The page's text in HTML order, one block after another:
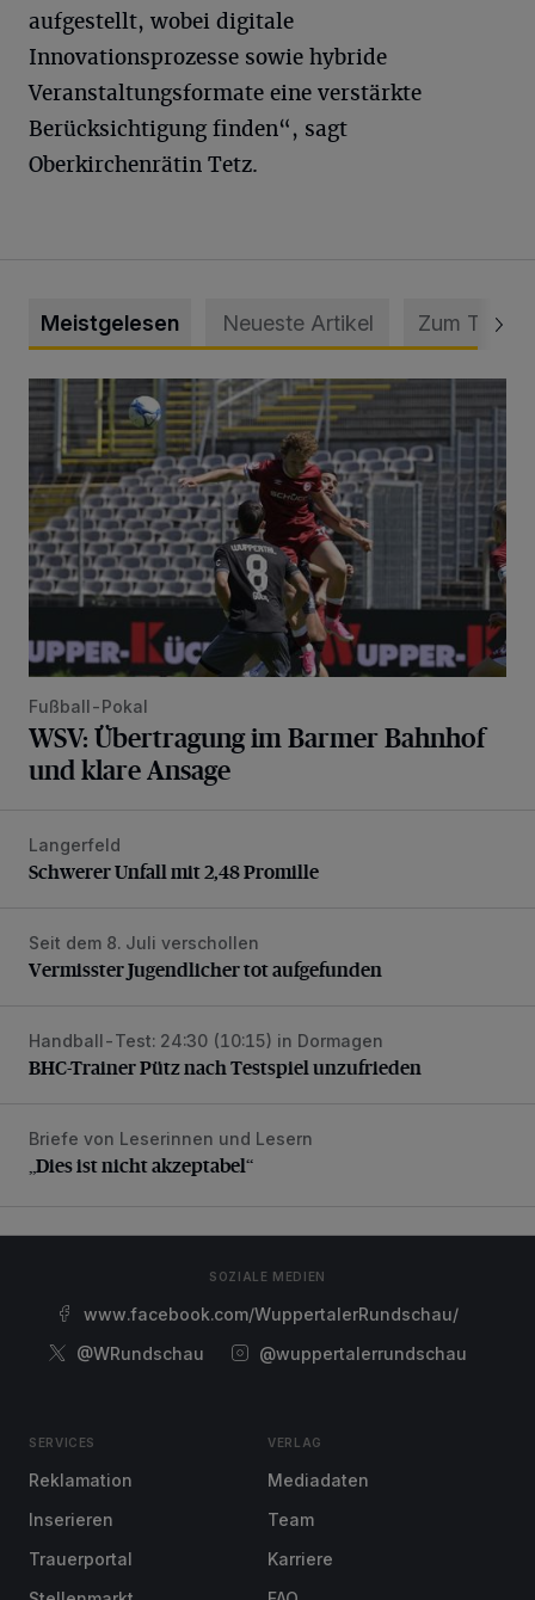
aufgestellt, wobei digitale
Innovationsprozesse sowie hybride
Veranstaltungsformate eine verstärkte
Berücksichtigung finden“, sagt
Oberkirchenrätin Tetz.
Meistgelesen Neueste Artikel Zum Thema
WSV: Übertragung im Barmer Bahnhof und klare Ansage
Fußball-Pokal
WSV: Übertragung im Barmer Bahnhof
und klare Ansage
Schwerer Unfall mit 2,48 Promille
Langerfeld
Schwerer Unfall mit 2,48 Promille
Vermisster Jugendlicher tot aufgefunden
Seit dem 8. Juli verschollen
Vermisster Jugendlicher tot aufgefunden
BHC-Trainer Pütz nach Testspiel unzufrieden
Handball-Test: 24:30 (10:15) in Dormagen
BHC-Trainer Pütz nach Testspiel unzufrieden
„Dies ist nicht akzeptabel“
Briefe von Leserinnen und Lesern
„Dies ist nicht akzeptabel“
SOZIALE MEDIEN
www.facebook.com/WuppertalerRundschau/
@WRundschau
@wuppertalerrundschau
SERVICES
Reklamation
Inserieren
Trauerportal
VERLAG
Mediadaten
Team
Karriere